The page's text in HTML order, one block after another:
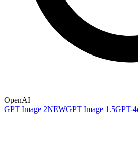
OpenAI
GPT Image 2NEWGPT Image 1.5GPT-